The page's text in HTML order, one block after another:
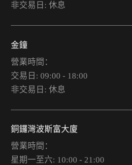
非交易日: 休息
金鐘
營業時間：
交易日: 09:00 - 18:00
非交易日: 休息
銅鑼灣波斯富大廈
營業時間：
星期一至六: 10:00 - 21:00